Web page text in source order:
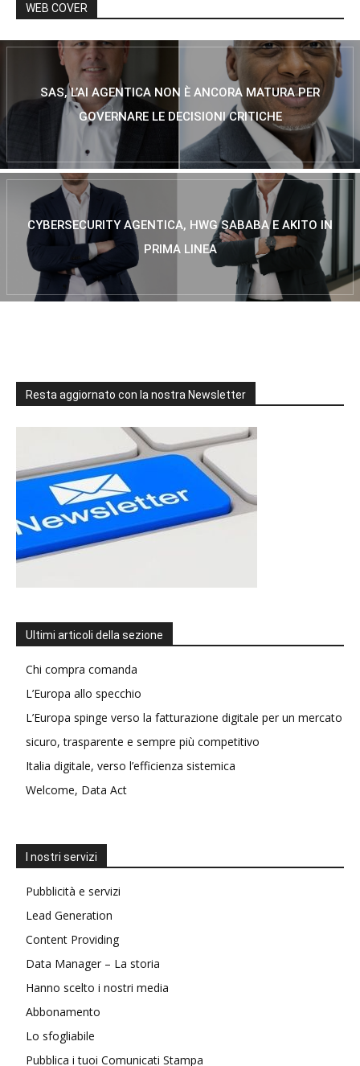
WEB COVER
SAS, L’AI AGENTICA NON È ANCORA MATURA PER
GOVERNARE LE DECISIONI CRITICHE
CYBERSECURITY AGENTICA, HWG SABABA E AKITO IN
PRIMA LINEA
Resta aggiornato con la nostra Newsletter
Ultimi articoli della sezione
Chi compra comanda
L’Europa allo specchio
L’Europa spinge verso la fatturazione digitale per un mercato
sicuro, trasparente e sempre più competitivo
Italia digitale, verso l’efficienza sistemica
Welcome, Data Act
I nostri servizi
Pubblicità e servizi
Lead Generation
Content Providing
Data Manager – La storia
Hanno scelto i nostri media
Abbonamento
Lo sfogliabile
Pubblica i tuoi Comunicati Stampa